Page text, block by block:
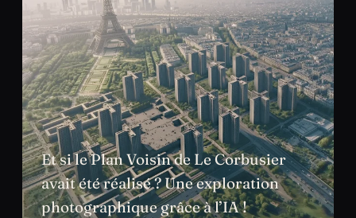
Et si le Plan Voisin de Le Corbusier
avait été réalisé ? Une exploration
photographique grâce à l’IA !